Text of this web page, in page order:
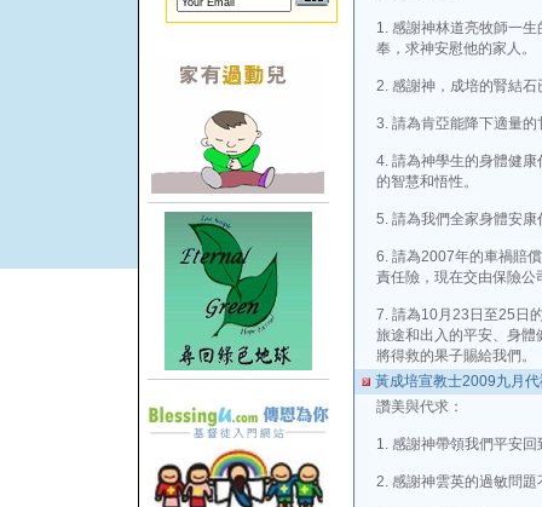
1. 感謝神林道亮牧師一
奉，求神安慰他的家人。
2. 感謝神，成培的腎結
3. 請為肯亞能降下適量的
4. 請為神學生的身體健
的智慧和悟性。
5. 請為我們全家身體安康
6. 請為2007年的車禍賠
責任險，現在交由保險公
7. 請為10月23日至25日
旅途和出入的平安、身體
將得救的果子賜給我們。
黃成培宣教士2009九月
讚美與代求：
1. 感謝神帶領我們平安回
2. 感謝神雲英的過敏問題